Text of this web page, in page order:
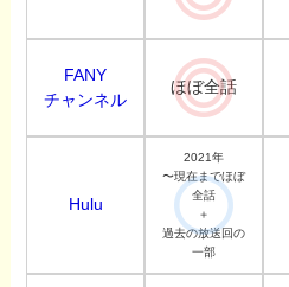
FANY
チャンネル
ほぼ全話
Hulu
2021年
〜現在までほぼ
全話
＋
過去の放送回の
一部